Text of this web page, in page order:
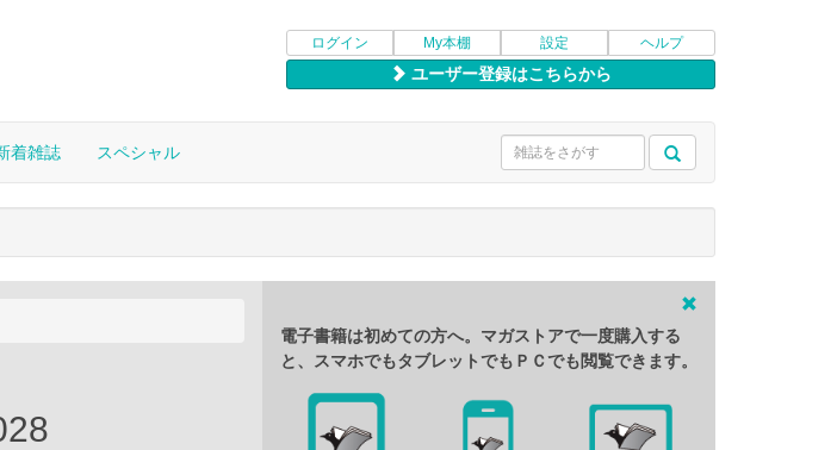
ログイン My本棚 設定 ヘルプ
ユーザー登録はこちらから
着雑誌 スペシャル
電子書籍は初めての方へ。マガストアで一度購入する
と、スマホでもタブレットでもＰＣでも閲覧できます。